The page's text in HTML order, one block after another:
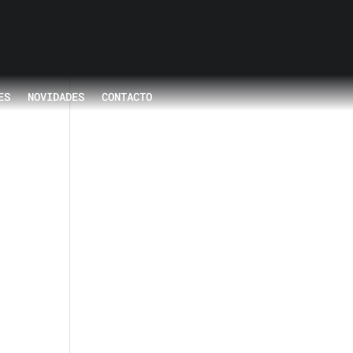
NOVIDADES CONTACTO